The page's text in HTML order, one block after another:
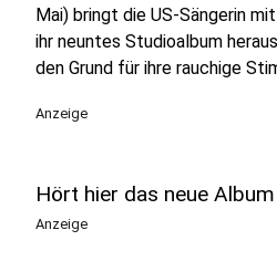
Mai) bringt die US-Sängerin
ihr neuntes Studioalbum
den Grund für ihre rauchige
Anzeige
Hört hier das neue
Anzeige